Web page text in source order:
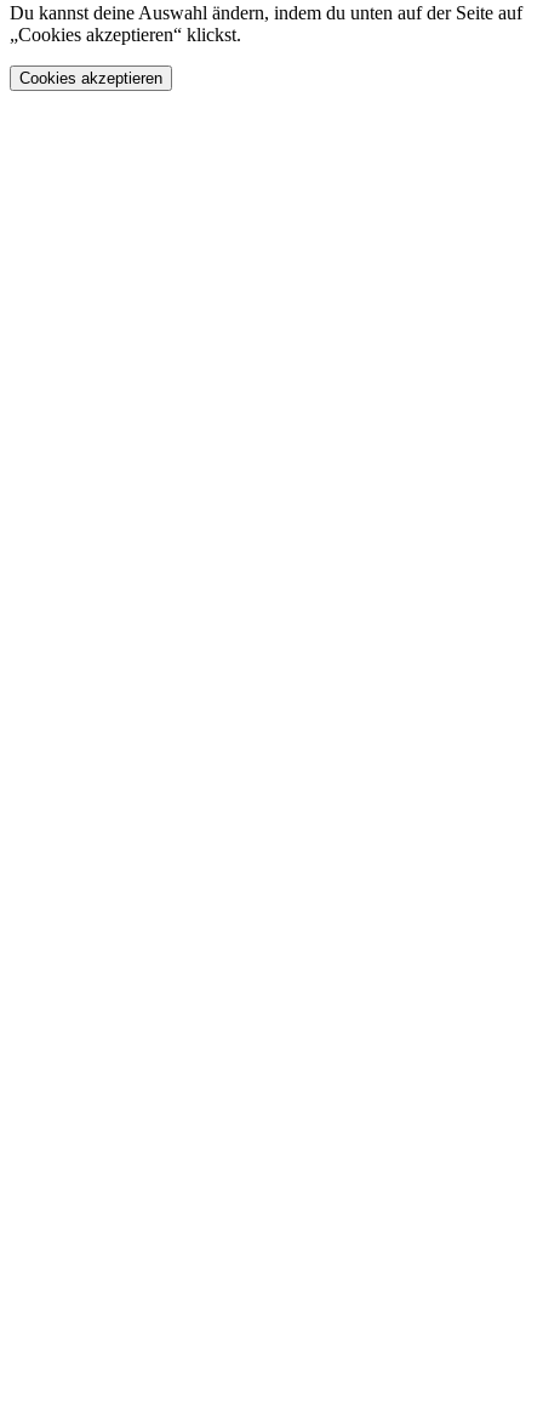
Du kannst deine Auswahl ändern, indem du unten auf der Seite auf
„Cookies akzeptieren“ klickst.
Cookies akzeptieren